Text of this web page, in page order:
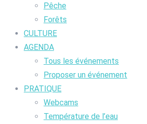
Pêche
Forêts
CULTURE
AGENDA
Tous les événements
Proposer un événement
PRATIQUE
Webcams
Température de l’eau